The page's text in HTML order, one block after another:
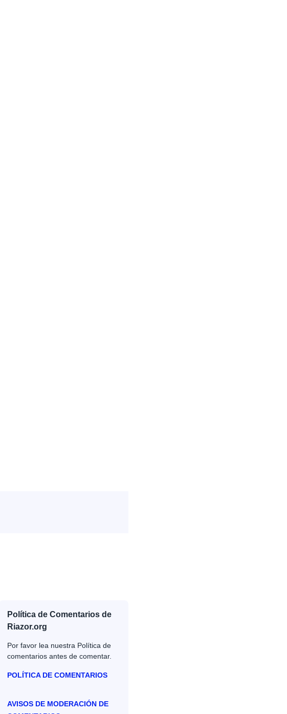
Política de Comentarios de
Riazor.org
Por favor lea nuestra Política de
comentarios antes de comentar.
POLÍTICA DE COMENTARIOS
AVISOS DE MODERACIÓN DE